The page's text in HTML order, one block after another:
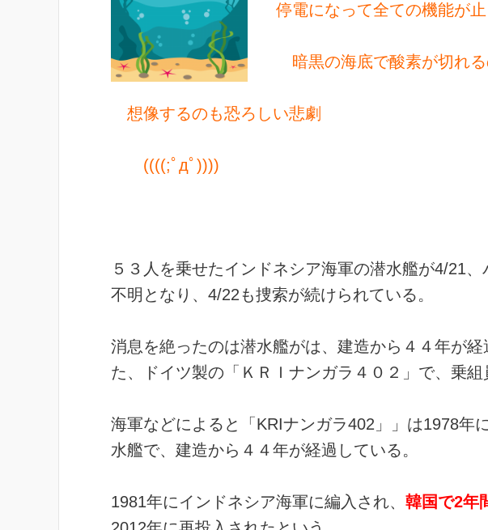
停電になって全ての機能が止
暗黒の海底で酸素が切れる
想像するのも恐ろしい悲劇
((((;ﾟдﾟ))))
５３人を乗せたインドネシア海軍の潜水艦が4/21
不明となり、4/22も捜索が続けられている。
消息を絶ったのは潜水艦がは、建造から４４年が
た、ドイツ製の「ＫＲＩナンガラ４０２」で、乗組
海軍などによると「KRIナンガラ402」」は1978年
水艦で、建造から４４年が経過している。
1981年にインドネシア海軍に編入され、 韓国で2年